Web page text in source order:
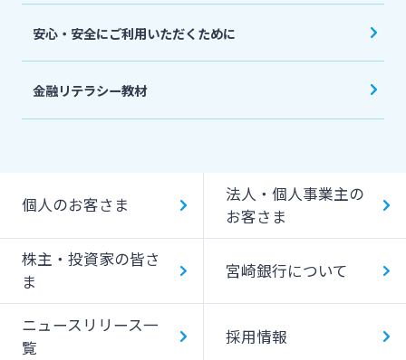
安心・安全にご利用いただくために
金融リテラシー教材
個人のお客さま
法人・個人事業主の
お客さま
株主・投資家の皆さ
ま
宮崎銀行について
ニュースリリース一
覧
採用情報